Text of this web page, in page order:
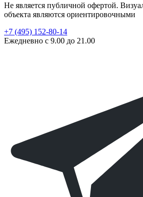
Не является публичной офертой.
объекта являются ориентировочными
+7 (495) 152-80-14
Ежедневно с 9.00 до 21.00